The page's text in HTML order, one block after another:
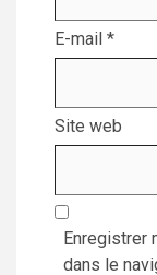
E-mail *
Site web
Enregistrer
dans le